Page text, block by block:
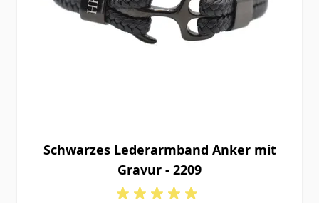
Schwarzes Lederarmband Anker mit
Gravur - 2209